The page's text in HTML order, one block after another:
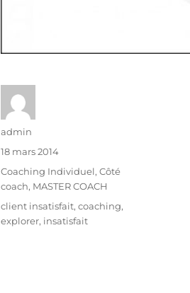
admin
18 mars 2014
Coaching Individuel, Côté
coach, MASTER COACH
client insatisfait, coaching,
explorer, insatisfait